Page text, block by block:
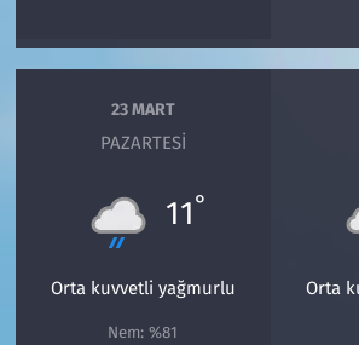
23 MART
PAZARTESI
11°
Orta kuvvetli yağmurlu
Nem: %81
Orta